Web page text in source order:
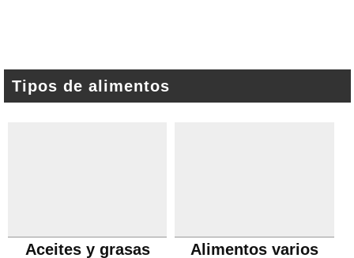
Tipos de alimentos
Aceites y grasas Alimentos varios